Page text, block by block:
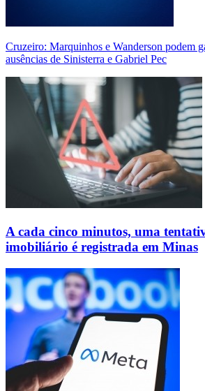
Cruzeiro: Marquinhos e Wanderson podem
ausências de Sinisterra e Gabriel Pec
A cada cinco minutos, uma
imobiliário é registrada em Minas